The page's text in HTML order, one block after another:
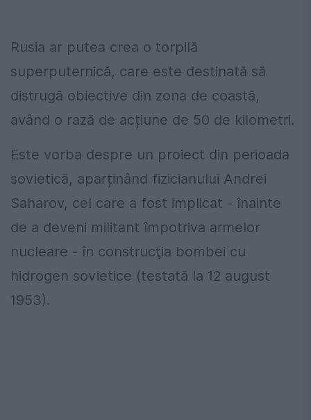
Rusia ar putea crea o torpilă
superputernică, care este destinată să
distrugă obiective din zona de coastă,
având o rază de acțiune de 50 de kilometri.
Este vorba despre un proiect din perioada
sovietică, aparținând fizicianului Andrei
Saharov, cel care a fost implicat - înainte
de a deveni militant împotriva armelor
nucleare - în construcţia bombei cu
hidrogen sovietice (testată la 12 august
1953).